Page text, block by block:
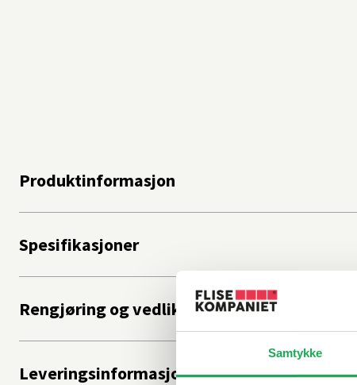
Samtykke
Produktinformasjon
Spesifikasjoner
Rengjøring og vedlikehold
Leveringsinformasjon